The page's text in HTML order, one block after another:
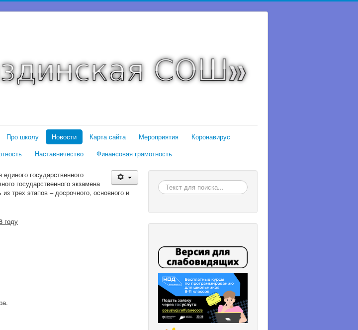
Про школу Новости Карта сайта Мероприятия
Коронавирус
Наставничество Финансовая грамотность
государственного
государственного экзамена
трех этапов – досрочного, основного и
году
Искать